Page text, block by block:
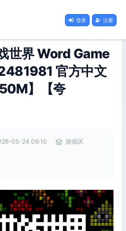
登录 注册
世界 Word Game
官方中文
】【夸
05-24 09:10
游戏区